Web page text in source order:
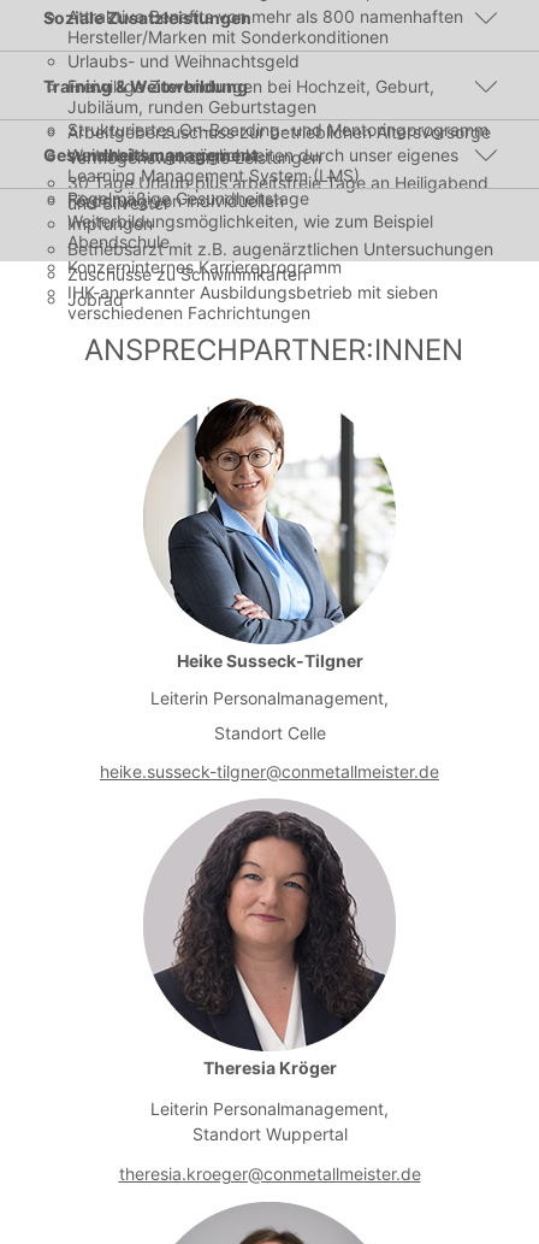
Attraktive Benefits von mehr als 800 namenhaften
Hersteller/Marken mit Sonderkonditionen
Soziale Zusatzleistungen
Urlaubs- und Weihnachtsgeld
Freiwillige Zuwendungen bei Hochzeit, Geburt,
Jubiläum, runden Geburtstagen
Arbeitgeberzuschuss zur betrieblichen Altersvorsorge
Vermögenswirksame Leistungen
30 Tage Urlaub plus arbeitsfreie Tage an Heiligabend
und Silvester
Training & Weiterbildung
Strukturiertes On-Boarding- und Mentoringprogramm
Weiterbildungsmöglichkeiten durch unser eigenes
Learning Management System (LMS)
Förderung von individuellen
Weiterbildungsmöglichkeiten, wie zum Beispiel
Abendschule
Konzerninternes Karriereprogramm
IHK-anerkannter Ausbildungsbetrieb mit sieben
verschiedenen Fachrichtungen
Gesundheitsmanagement
Regelmäßige Gesundheitstage
Impfungen
Betriebsarzt mit z.B. augenärztlichen Untersuchungen
Zuschüsse zu Schwimmkarten
Jobrad
ANSPRECHPARTNER:INNEN
Heike Susseck-Tilgner
Leiterin Personalmanagement,
Standort Celle
heike.susseck-tilgner@conmetallmeister.de
Theresia Kröger
Leiterin Personalmanagement,
Standort Wuppertal
theresia.kroeger@conmetallmeister.de